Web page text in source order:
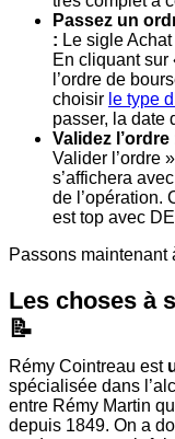
Passez un
: Le sigle
En cliquant sur
l’ordre de
choisir le type
passer, la date
Validez l’ordre
Valider l’ordre
s’affichera
de l’opération.
est top avec
Passons maintenant
Les choses à
📝
Rémy Cointreau est
spécialisée dans
entre Rémy Martin
depuis 1849. On a